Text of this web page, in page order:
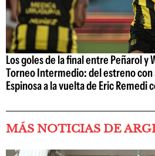
Los goles de la final entre Peñarol y
Torneo Intermedio: del estreno
Espinosa a la vuelta de Eric Remedi
MÁS NOTICIAS DE